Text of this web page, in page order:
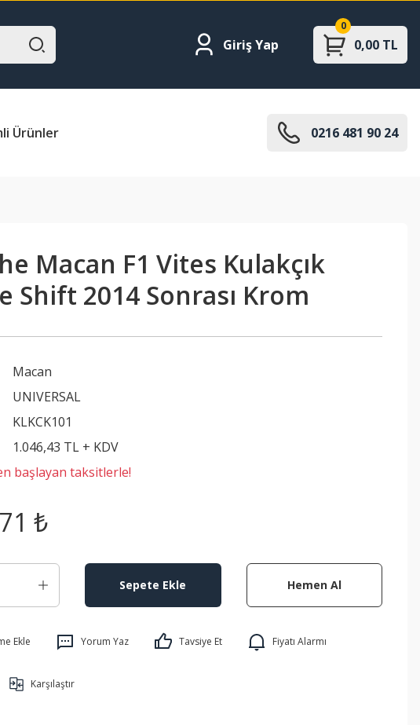
Giriş Yap 0,00 TL
0
Ürünler 0216 481 90 24
Macan F1 Vites Kulakçık
Shift 2014 Sonrası Krom
Macan
UNIVERSAL
KLKCK101
1.046,43 TL + KDV
başlayan taksitlerle!
₺
Sepete Ekle Hemen Al
Yorum Yaz Tavsiye Et Fiyatı Alarmı
Karşılaştır